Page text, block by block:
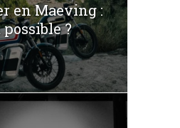
en Maeving :
possible ?